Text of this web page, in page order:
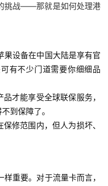
挑战——那就是如何处理港
果设备在中国大陆是享有官
有不少门道需要你细细品
才能享受全球联保服务，
到保障了。
修范围内，但人为损坏、
重要。对于流量卡而言，